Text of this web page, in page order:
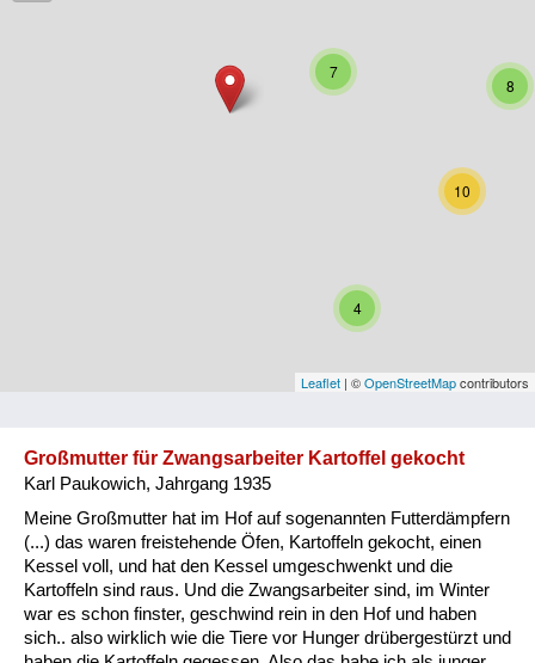
Kärnten
Vorarlberg
Kategorie
Besatzungsmächte
Frauen, Mütter, Kinder
Versorgung
10
7
4
8
Leaflet | ©OpenStreetMapcontributors
Großmutter für Zwangsarbeiter Kartoffel gekocht
Karl Paukowich, Jahrgang 1935
Meine Großmutter hat im Hof auf sogenannten Futterdämpfern
(...) das waren freistehende Öfen, Kartoffeln gekocht, einen
Kessel voll, und hat den Kessel umgeschwenkt und die
Kartoffeln sind raus. Und die Zwangsarbeiter sind, im Winter
war es schon finster, geschwind rein in den Hof und haben
sich.. also wirklich wie die Tiere vor Hunger drübergestürzt und